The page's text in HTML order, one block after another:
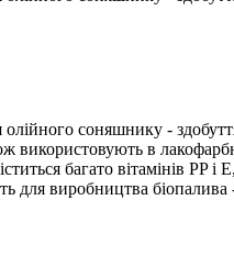
соняшнику -
використовують в
багато вітамінів PP і
для виробництва